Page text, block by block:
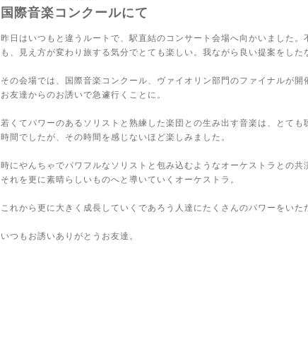
国際音楽コンクールにて
昨日はいつもと違うルートで、駅直結のコンサート会場へ向かいました
も、見え方が変わり旅する気分でとても楽しい。我ながら良い提案をした
その会場では、国際音楽コンクール、ヴァイオリン部門のファイナルが開
お友達からのお誘いで急遽行くことに。
若くてパワーのあるソリストと熟練した楽団との生み出す音楽は、とて
時間でしたが、その時間を感じないほど楽しみました。
時にやんちゃでパワフルなソリストと包み込むようなオーケストラとの共
それを更に素晴らしいものへと導いていくオーケストラ。
これから更に大きく成長していくであろう人達にたくさんのパワーをいた
いつもお誘いありがとうお友達。